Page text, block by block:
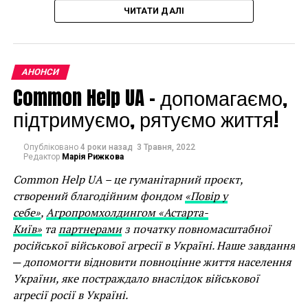
ПОПЕРЕДНЯ СТАТТЯ
З28 вересня до 1 жовтняв Оксфорді відбудуться 7
концертів класичної музики, святкування 85-річчя
композитора Валентина Сильвестрова, фотовиставка
«Війна», кінопокази, музичні перформанси,
дискусії.
ІніціативаUkrainian Culture Weeks 2022
започаткована навесні 2022
Oxford, Oxford University Ukrainian Society
культурним центром«Дом Майстер Клас»
підтримку України та українського культурного
надбання.
Перший сезон Ukraine Culture Weeks стане знаковим,
оскільки відкриє його український
фестивальBouquet Kyiv Stage у партнерстві з
ЧИТАТИ ДАЛІ
АНОНСИ
Common Help UA – допомагаємо,
підтримуємо, рятуємо життя!
Опубліковано 4 роки назад 3 Травня, 2022
Редактор Марія Рижкова
Common Help UA – це гуманітарний проєкт,
створений благодійним фондом«Повір у
себе»,Агропромхолдингом «Астарта-
Київ»тапартнерамиз початку повномасштабної
російської військової агресії в Україні. Наше завдання
─ допомогти відновити повноцінне життя населення
України, яке постраждало внаслідок військової
агресії росії в Україні.